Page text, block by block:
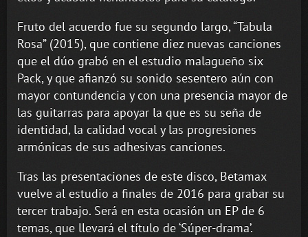
Fruto del acuerdo fue su segundo largo, “Tabula
Rosa” (2015), que contiene diez nuevas canciones
que el dúo grabó en el estudio malagueño six
Pack, y que afianzó su sonido sesentero aún con
mayor contundencia y con una presencia mayor de
las guitarras para apoyar la que es su seña de
identidad, la calidad vocal y las progresiones
armónicas de sus adhesivas canciones.
Tras las presentaciones de este disco, Betamax
vuelve al estudio a finales de 2016 para grabar su
tercer trabajo. Será en esta ocasión un EP de 6
temas, que llevará el título de ‘Súper-drama’.